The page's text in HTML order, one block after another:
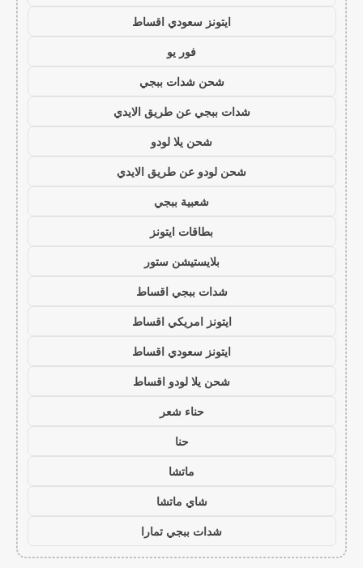
ايتونز سعودي اقساط
فور يو
شحن شدات ببجي
شدات ببجي عن طريق الايدي
شحن يلا لودو
شحن لودو عن طريق الايدي
شعبية ببجي
بطاقات ايتونز
بلايستيشن ستور
شدات ببجي اقساط
ايتونز امريكي اقساط
ايتونز سعودي اقساط
شحن يلا لودو اقساط
حناء شعر
حنا
ماتشا
شاي ماتشا
شدات ببجي تمارا